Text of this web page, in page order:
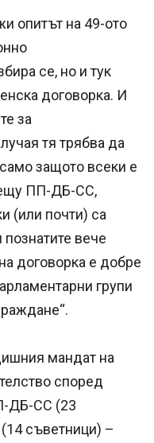
опитът на 49-ото
се, но и тук
договорка. И
за
тя трябва да
защото всеки е
ПП-ДБ-СС,
(или почти) са
вече
договорка е добре
групи
мандат на
според
ДБ-СС (23
съветници) –